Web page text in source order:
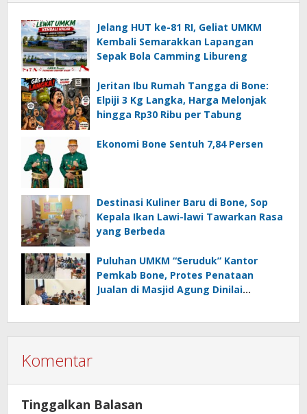
Jelang HUT ke-81 RI, Geliat UMKM
Kembali Semarakkan Lapangan
Sepak Bola Camming Libureng
Jeritan Ibu Rumah Tangga di Bone:
Elpiji 3 Kg Langka, Harga Melonjak
hingga Rp30 Ribu per Tabung
Ekonomi Bone Sentuh 7,84 Persen
Destinasi Kuliner Baru di Bone, Sop
Kepala Ikan Lawi-lawi Tawarkan Rasa
yang Berbeda
Puluhan UMKM “Seruduk” Kantor
Pemkab Bone, Protes Penataan
Jualan di Masjid Agung Dinilai
Komentar
Tinggalkan Balasan